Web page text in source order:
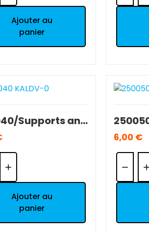
Ajouter au
panier
250040/Supports antenne T2M 1/10 NEUF.
Ajouter au
panier
6,00 €
Quantité: